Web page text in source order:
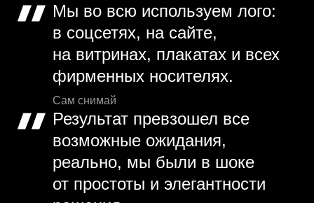
Мы во всю используем лого:
в соцсетях, на сайте,
на витринах, плакатах и всех
фирменных носителях.
Сам снимай
Результат превзошел все
возможные ожидания,
реально, мы были в шоке
от простоты и элегантности